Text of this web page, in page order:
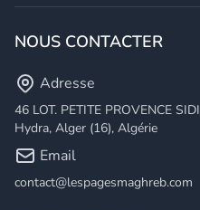
NOUS CONTACTER
Adresse
46 LOT. PETITE PROVENCE
Hydra, Alger (16), Algérie
Email
contact@lespagesmaghreb.com